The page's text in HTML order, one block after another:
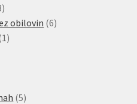
8
produktů
obilovin 66
1 1
55